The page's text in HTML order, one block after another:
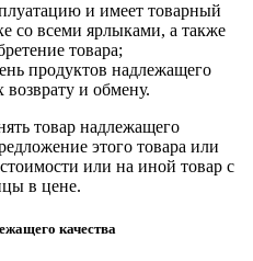
и имеет товарный
со всеми ярлыками, а также
товара;
продуктов надлежащего
и обмену.
товар надлежащего
этого товара или
или на иной товар с
в цене.
качества